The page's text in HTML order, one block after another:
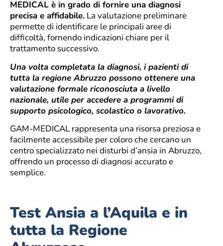
MEDICAL è in grado di fornire una diagnosi
precisa e affidabile. La valutazione preliminare
permette di identificare le principali aree di
difficoltà, fornendo indicazioni chiare per il
trattamento successivo.
Una volta completata la diagnosi, i pazienti di
tutta la regione Abruzzo possono ottenere una
valutazione formale riconosciuta a livello
nazionale, utile per accedere a programmi di
supporto psicologico, scolastico o lavorativo.
GAM-MEDICAL rappresenta una risorsa preziosa e
facilmente accessibile per coloro che cercano un
centro specializzato nei disturbi d’ansia in Abruzzo,
offrendo un processo di diagnosi accurato e
semplice.
Test Ansia a l’Aquila e in
tutta la Regione